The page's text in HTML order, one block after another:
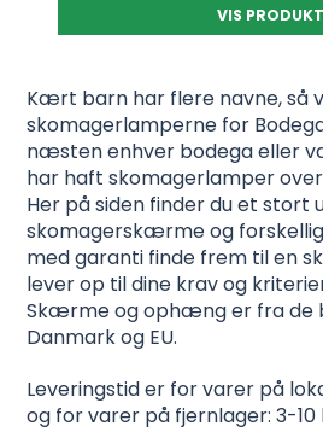
VIS PRODUKT
Kært barn har flere navne, så
skomagerlamperne for
næsten enhver bodega eller
har haft skomagerlamper
Her på siden finder du et stort
skomagerskærme og
med garanti finde frem til en
lever op til dine krav og
Skærme og ophæng er fra de
Danmark og EU.
Leveringstid er for varer på
og for varer på fjernlager: 3-10